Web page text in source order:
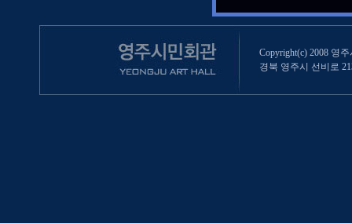
Copyright(c) 2008 영
경북 영주시 선비로